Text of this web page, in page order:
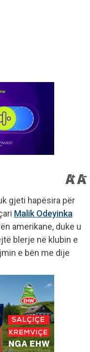
gjeti hapësira për
Malik Odeyinka
amerikane, duke u
blerje në klubin e
e bën me dije